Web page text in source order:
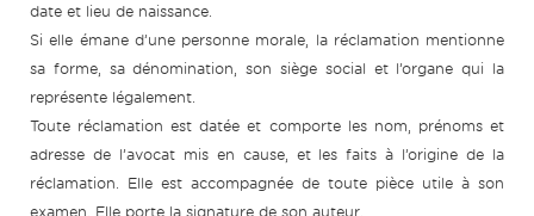
date et lieu de naissance.
Si elle émane d’une personne morale, la réclamation mentionne
sa forme, sa dénomination, son siège social et l’organe qui la
représente légalement.
Toute réclamation est datée et comporte les nom, prénoms et
adresse de l’avocat mis en cause, et les faits à l’origine de la
réclamation. Elle est accompagnée de toute pièce utile à son
examen. Elle porte la signature de son auteur.